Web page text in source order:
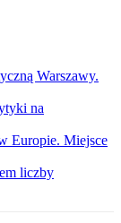
Warszawy.
na
Europie. Miejsce
liczby